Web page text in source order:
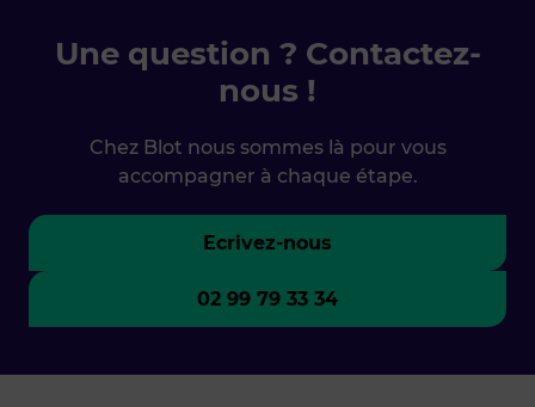
Une question ? Contactez-
nous !
Chez Blot nous sommes là pour vous
accompagner à chaque étape.
Ecrivez-nous
02 99 79 33 34